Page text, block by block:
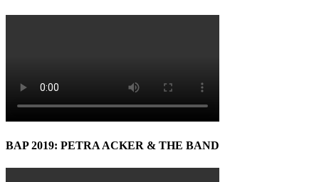
BAP 2019: PETRA ACKER & THE BAND